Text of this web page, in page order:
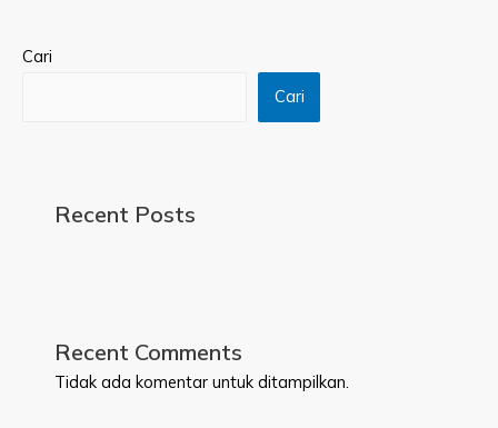
Cari
Cari
Recent Posts
Recent Comments
Tidak ada komentar untuk ditampilkan.